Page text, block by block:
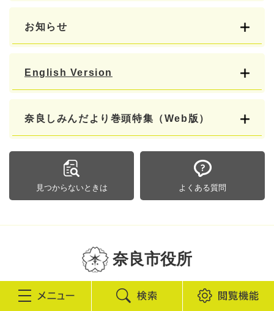
お知らせ
English Version
奈良しみんだより巻頭特集（Web版）
見つからないときは よくある質問
奈良市役所
法人番号4000020292010
〒630-8580 奈良市二条大路南一丁目1-1